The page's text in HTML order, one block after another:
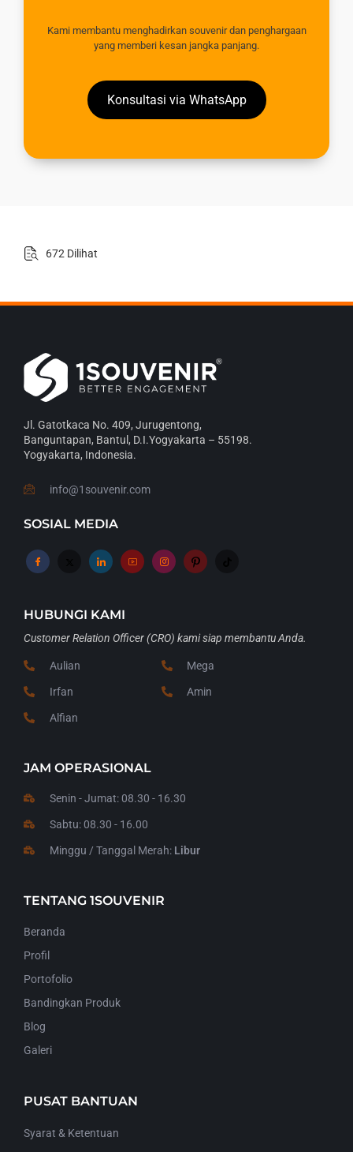
Kami membantu menghadirkan souvenir dan penghargaan
yang memberi kesan jangka panjang.
Konsultasi via WhatsApp
672 Dilihat
Jl. Gatotkaca No. 409, Jurugentong,
Banguntapan, Bantul, D.I.Yogyakarta – 55198.
Yogyakarta, Indonesia.
info@1souvenir.com
SOSIAL MEDIA
HUBUNGI KAMI
Customer Relation Officer (CRO) kami siap membantu Anda.
Aulian
Irfan
Alfian
Mega
Amin
JAM OPERASIONAL
Senin - Jumat: 08.30 - 16.30
Sabtu: 08.30 - 16.00
Minggu / Tanggal Merah: Libur
TENTANG 1SOUVENIR
Beranda
Profil
Portofolio
Bandingkan Produk
Blog
Galeri
PUSAT BANTUAN
Syarat & Ketentuan